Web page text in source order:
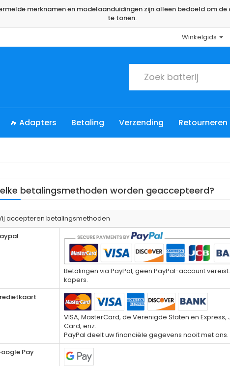
merknamen en modelaanduidingen zijn alleen bedoeld om
te tonen.
Winkelgids
🔥 Adapters Betaling Verzending Retourneren
betalingsmethoden worden geaccepteerd?
accepteren betalingsmethoden
Betalingen via PayPal, geen PayPal-account
kopers.
VISA, MasterCard, de Verenigde Staten en Express,
Card, enz.
PayPal deelt uw financiële gegevens nooit met ons.
Pay